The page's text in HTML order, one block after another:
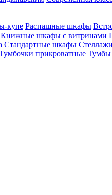
купе Распашные шкафы
Книжные шкафы с витринами
Стандартные шкафы Стеллажи
прикроватные Тумбы